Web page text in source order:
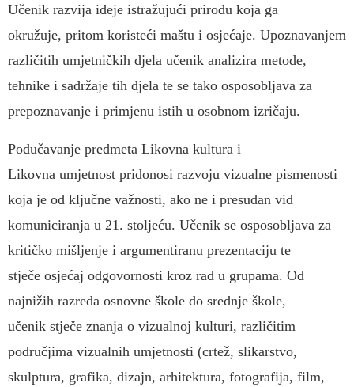
Učenik razvija ideje istražujući prirodu koja ga
okružuje, pritom koristeći maštu i osjećaje. Upoznavanjem
različitih umjetničkih djela učenik analizira metode,
tehnike i sadržaje tih djela te se tako osposobljava za
prepoznavanje i primjenu istih u osobnom izričaju.
Podučavanje predmeta Likovna kultura i
Likovna umjetnost pridonosi razvoju vizualne pismenosti
koja je od ključne važnosti, ako ne i presudan vid
komuniciranja u 21. stoljeću. Učenik se osposobljava za
kritičko mišljenje i argumentiranu prezentaciju te
stječe osjećaj odgovornosti kroz rad u grupama. Od
najnižih razreda osnovne škole do srednje škole,
učenik stječe znanja o vizualnoj kulturi, različitim
područjima vizualnih umjetnosti (crtež, slikarstvo,
skulptura, grafika, dizajn, arhitektura, fotografija, film,